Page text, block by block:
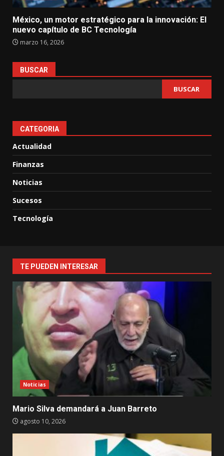
México, un motor estratégico para la innovación: El
nuevo capítulo de BC Tecnología
marzo 16, 2026
BUSCAR
BUSCAR
CATEGORIA
Actualidad
Finanzas
Noticias
Sucesos
Tecnología
TE PUEDEN INTERESAR
Noticias
Mario Silva demandará a Juan Barreto
agosto 10, 2026